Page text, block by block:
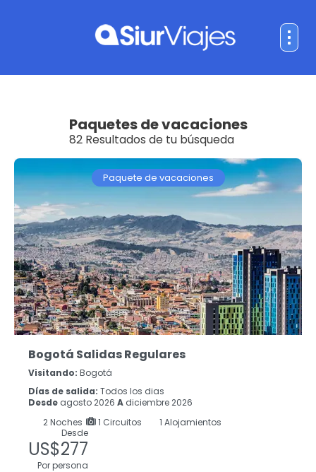
Paquetes de vacaciones
82 Resultados de tu búsqueda
Paquete de vacaciones
Bogotá Salidas Regulares
Visitando: Bogotá
Días de salida: Todos los dias
Desde agosto 2026 A diciembre 2026
2Noches 1 Circuitos
1 Alojamientos
Desde
US$277
Por persona